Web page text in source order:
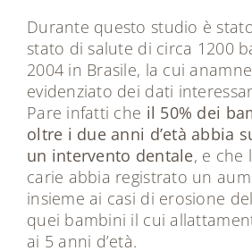
Durante questo studio è
stato di salute di circa 1200
2004 in Brasile, la cui
evidenziato dei dati
Pare infatti che il 50% dei
oltre i due anni d’età abbia
un intervento dentale, e che
carie abbia registrato un
insieme ai casi di erosione
quei bambini il cui
ai 5 anni d’età.